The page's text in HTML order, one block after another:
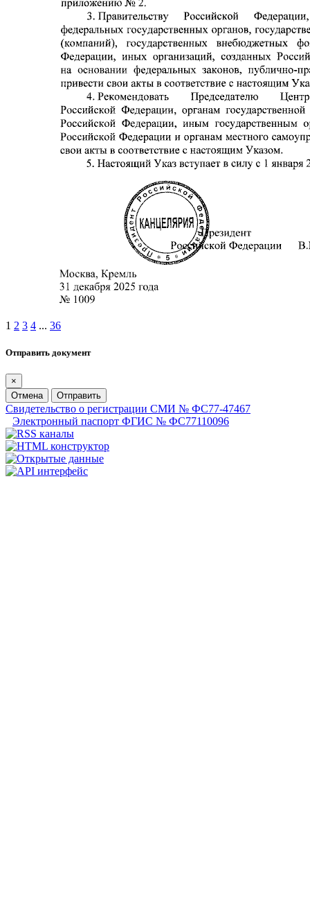
1 2 3 4 ... 36
Отправить документ
×
Отмена
Отправить
Свидетельство о регистрации СМИ № ФС77-47467
Электронный паспорт ФГИС № ФС77110096